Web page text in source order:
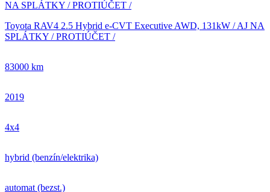
Toyota RAV4 2.5 Hybrid e-CVT Executive AWD, 131kW / AJ NA
SPLÁTKY / PROTIÚČET /
83000 km
2019
4x4
hybrid (benzín/elektrika)
automat (bezst.)